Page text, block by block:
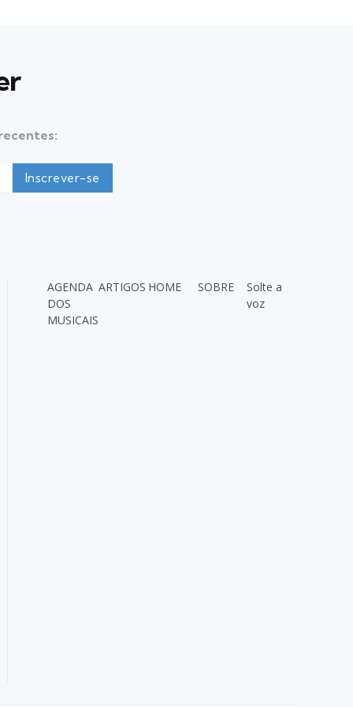
AGENDA
DOS
MUSICAIS
ARTIGOS HOME SOBRE
Solte a
voz